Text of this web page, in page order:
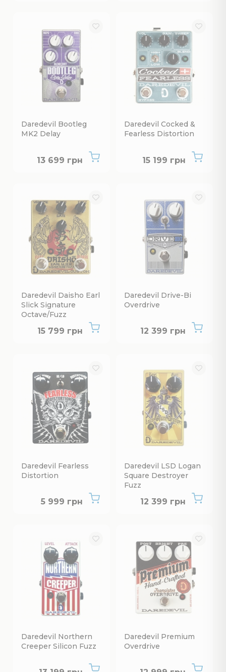
Daredevil Bootleg
MK2 Delay
13 699 грн
Немає в наявності
Daredevil Cocked &
Fearless Distortion
15 199 грн
Немає в
Daredevil Daisho Earl
Slick Signature
Octave/Fuzz
15 799 грн
Немає в наявності
Daredevil Drive-Bi
Overdrive
12 399 грн
Немає в
Daredevil Fearless
Distortion
5 999 грн
Немає в наявності
Daredevil LSD Logan
Square Destroyer
Fuzz
12 399 грн
Немає в
Daredevil Northern
Creeper Silicon Fuzz
Немає в наявності
Daredevil Premium
Overdrive
Немає в